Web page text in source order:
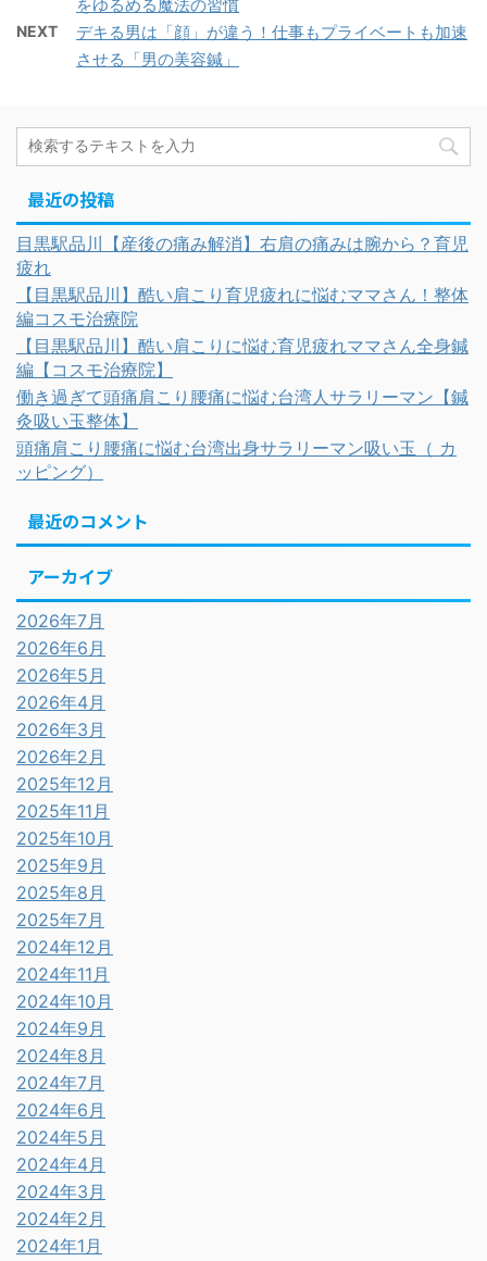
をゆるめる魔法の習慣
NEXT
デキる男は「顔」が違う！仕事もプライベートも加速
させる「男の美容鍼」
最近の投稿
目黒駅品川【産後の痛み解消】右肩の痛みは腕から？育児
疲れ
【目黒駅品川】酷い肩こり育児疲れに悩むママさん！整体
編コスモ治療院
【目黒駅品川】酷い肩こりに悩む育児疲れママさん全身鍼
編【コスモ治療院】
働き過ぎて頭痛肩こり腰痛に悩む台湾人サラリーマン【鍼
灸吸い玉整体】
頭痛肩こり腰痛に悩む台湾出身サラリーマン吸い玉（ カ
ッピング）
最近のコメント
アーカイブ
2026年7月
2026年6月
2026年5月
2026年4月
2026年3月
2026年2月
2025年12月
2025年11月
2025年10月
2025年9月
2025年8月
2025年7月
2024年12月
2024年11月
2024年10月
2024年9月
2024年8月
2024年7月
2024年6月
2024年5月
2024年4月
2024年3月
2024年2月
2024年1月